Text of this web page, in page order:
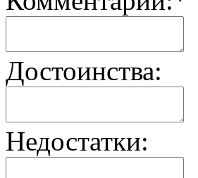
Достоинства:
Недостатки: